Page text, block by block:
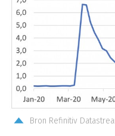
Bron Refinitiv